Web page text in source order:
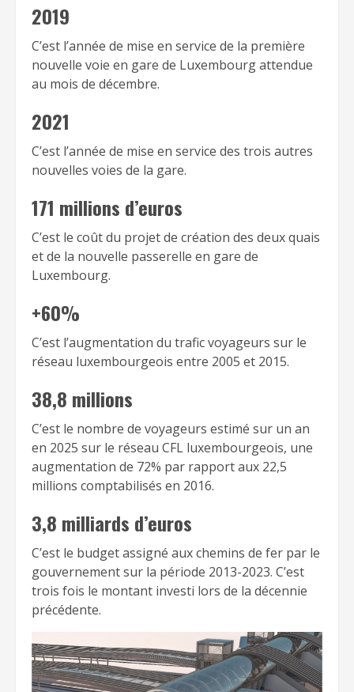
2019
C’est l’année de mise en service de la première
nouvelle voie en gare de Luxembourg attendue
au mois de décembre.
2021
C’est l’année de mise en service des trois autres
nouvelles voies de la gare.
171 millions d’euros
C’est le coût du projet de création des deux quais
et de la nouvelle passerelle en gare de
Luxembourg.
+60%
C’est l’augmentation du trafic voyageurs sur le
réseau luxembourgeois entre 2005 et 2015.
38,8 millions
C’est le nombre de voyageurs estimé sur un an
en 2025 sur le réseau CFL luxembourgeois, une
augmentation de 72% par rapport aux 22,5
millions comptabilisés en 2016.
3,8 milliards d’euros
C’est le budget assigné aux chemins de fer par le
gouvernement sur la période 2013-2023. C’est
trois fois le montant investi lors de la décennie
précédente.